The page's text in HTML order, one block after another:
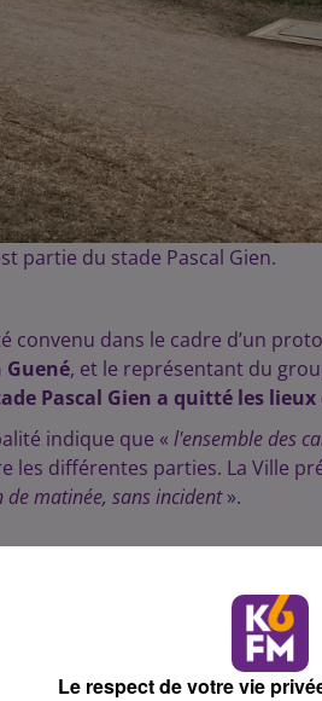
partie du stade Pascal Gien.
convenu dans le cadre d’un
Guené, et le représentant du
Pascal Gien a quitté les
indique que « l'ensemble des
différentes parties. La Ville
de matinée, sans incident».
du voyage a tenu à
faire part
pendant toute la durée de
Le respect de votre vie